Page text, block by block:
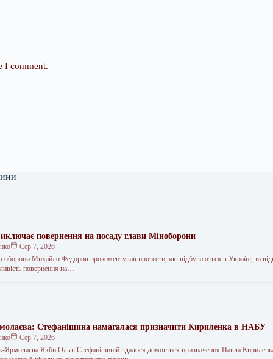
I comment.
повернення на посаду глави Міноборони
Сер 7, 2026
оборони Михайло Федоров прокоментував протести, які відбуваються в Україні, та
повернення на…
Стефанішина намагалася призначити Кириленка в НАБУ
Сер 7, 2026
Якби Ользі Стефанішиній вдалося домогтися призначення Павла